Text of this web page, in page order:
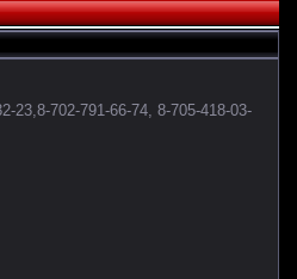
702-791-66-74, 8-705-418-03-